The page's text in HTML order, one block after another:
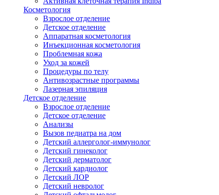
Косметология
Взрослое отделение
Детское отделение
Аппаратная косметология
Инъекционная косметология
Проблемная кожа
Уход за кожей
Процедуры по телу
Антивозрастные программы
Лазерная эпиляция
Детское отделение
Взрослое отделение
Детское отделение
Анализы
Вызов педиатра на дом
Детский аллерголог-иммунолог
Детский гинеколог
Детский дерматолог
Детский кардиолог
Детский ЛОР
Детский невролог